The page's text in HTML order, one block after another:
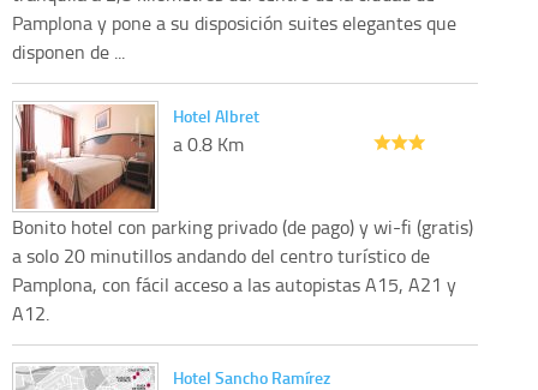
Pamplona y pone a su disposición suites elegantes que
disponen de ...
Hotel Albret
a 0.8 Km
Bonito hotel con parking privado (de pago) y wi-fi (gratis)
a solo 20 minutillos andando del centro turístico de
Pamplona, con fácil acceso a las autopistas A15, A21 y
A12.
Hotel Sancho Ramírez